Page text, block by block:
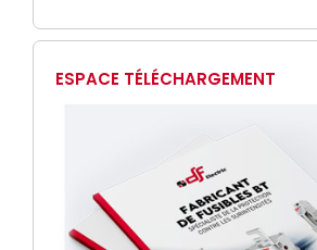
ESPACE TÉLÉCHARGEMENT